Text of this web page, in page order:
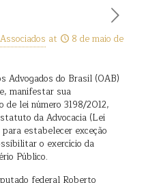
at
8 de maio de
Advogados do Brasil (OAB)
manifestar sua
de lei número 3198/2012,
da Advocacia (Lei
estabelecer exceção
o exercício da
Público.